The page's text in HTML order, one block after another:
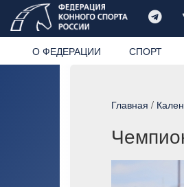
О ФЕДЕРАЦИИ СПОРТ
Главная /